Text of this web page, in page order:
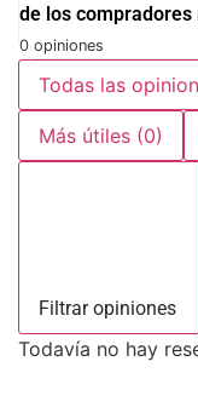
de los
0 opiniones
Todas las
Más útiles (0)
Filtrar opiniones
Todavía no hay